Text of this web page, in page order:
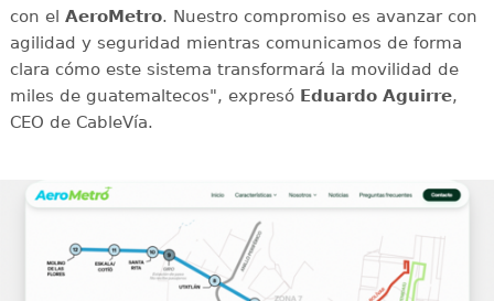
con el AeroMetro. Nuestro compromiso es avanzar con
agilidad y seguridad mientras comunicamos de forma
clara cómo este sistema transformará la movilidad de
miles de guatemaltecos", expresó Eduardo Aguirre,
CEO de CableVía.